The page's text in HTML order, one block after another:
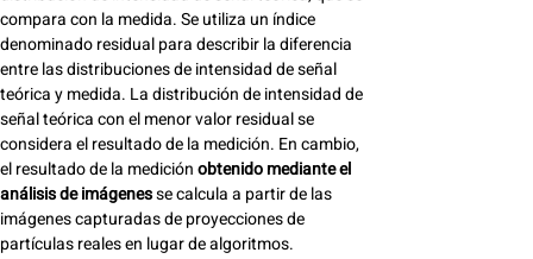
compara con la medida. Se utiliza un índice
denominado residual para describir la diferencia
entre las distribuciones de intensidad de señal
teórica y medida. La distribución de intensidad de
señal teórica con el menor valor residual se
considera el resultado de la medición. En cambio,
el resultado de la mediciónobtenido mediante el
análisis de imágenesse calcula a partir de las
imágenes capturadas de proyecciones de
partículas reales en lugar de algoritmos.